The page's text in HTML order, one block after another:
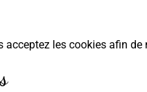
les cookies afin